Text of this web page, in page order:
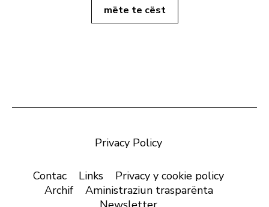
mëte te cëst
Privacy Policy
Contac Links
Privacy y cookie policy
Archif
Aministraziun trasparënta